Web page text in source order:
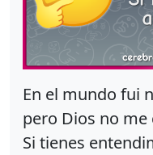
En el mundo fui
pero Dios no me
Si tienes